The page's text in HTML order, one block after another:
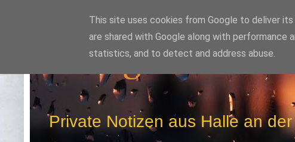
Kludge
Private Notizen aus Halle an
This site uses cookies from Google to deliver
are shared with Google along with
statistics, and to detect and address abuse.